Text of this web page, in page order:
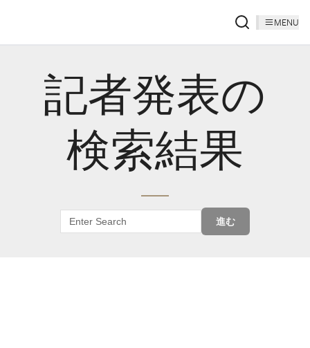
MENU
記者発表の
検索結果
進む